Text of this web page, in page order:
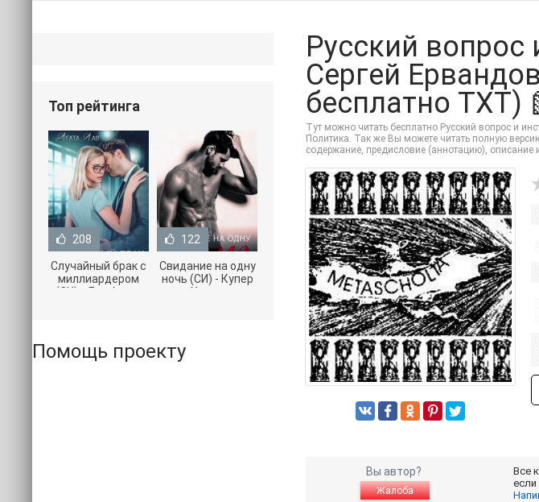
Русский вопрос
Сергей
бесплатно TXT)
Тут можно читать бесплатно Русский вопрос и
Политика. Так же Вы можете читать полную
содержание, предисловие (аннотацию),
Вы автор?
Жалоба
Все
если
Топ рейтинга
208
Случайный брак с
миллиардером
(СИ) - Лав Агата
122
Свидание на одну
ночь (СИ) - Купер
Хелен
Помощь проекту